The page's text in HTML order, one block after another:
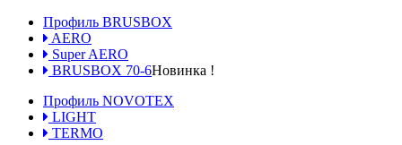
Профиль BRUSBOX
AERO
Super AERO
BRUSBOX 70-6Новинка !
Профиль NOVOTEX
LIGHT
TERMO